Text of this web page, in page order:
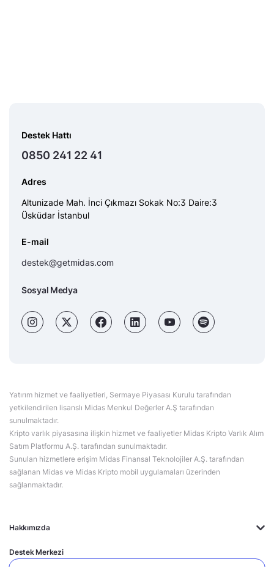
Hakkımızda
Destek Merkezi
Destek Hattı
0850 241 22 41
Adres
Altunizade Mah. İnci Çıkmazı Sokak No:3 Daire:3
Üsküdar İstanbul
E-mail
destek@getmidas.com
Sosyal Medya
Yatırım hizmet ve faaliyetleri, Sermaye Piyasası Kurulu tarafından
yetkilendirilen lisanslı Midas Menkul Değerler A.Ş tarafından
sunulmaktadır.
Kripto varlık piyasasına ilişkin hizmet ve faaliyetler Midas Kripto Varlık Alım
Satım Platformu A.Ş. tarafından sunulmaktadır.
Sunulan hizmetlere erişim Midas Finansal Teknolojiler A.Ş. tarafından
sağlanan Midas ve Midas Kripto mobil uygulamaları üzerinden
sağlanmaktadır.